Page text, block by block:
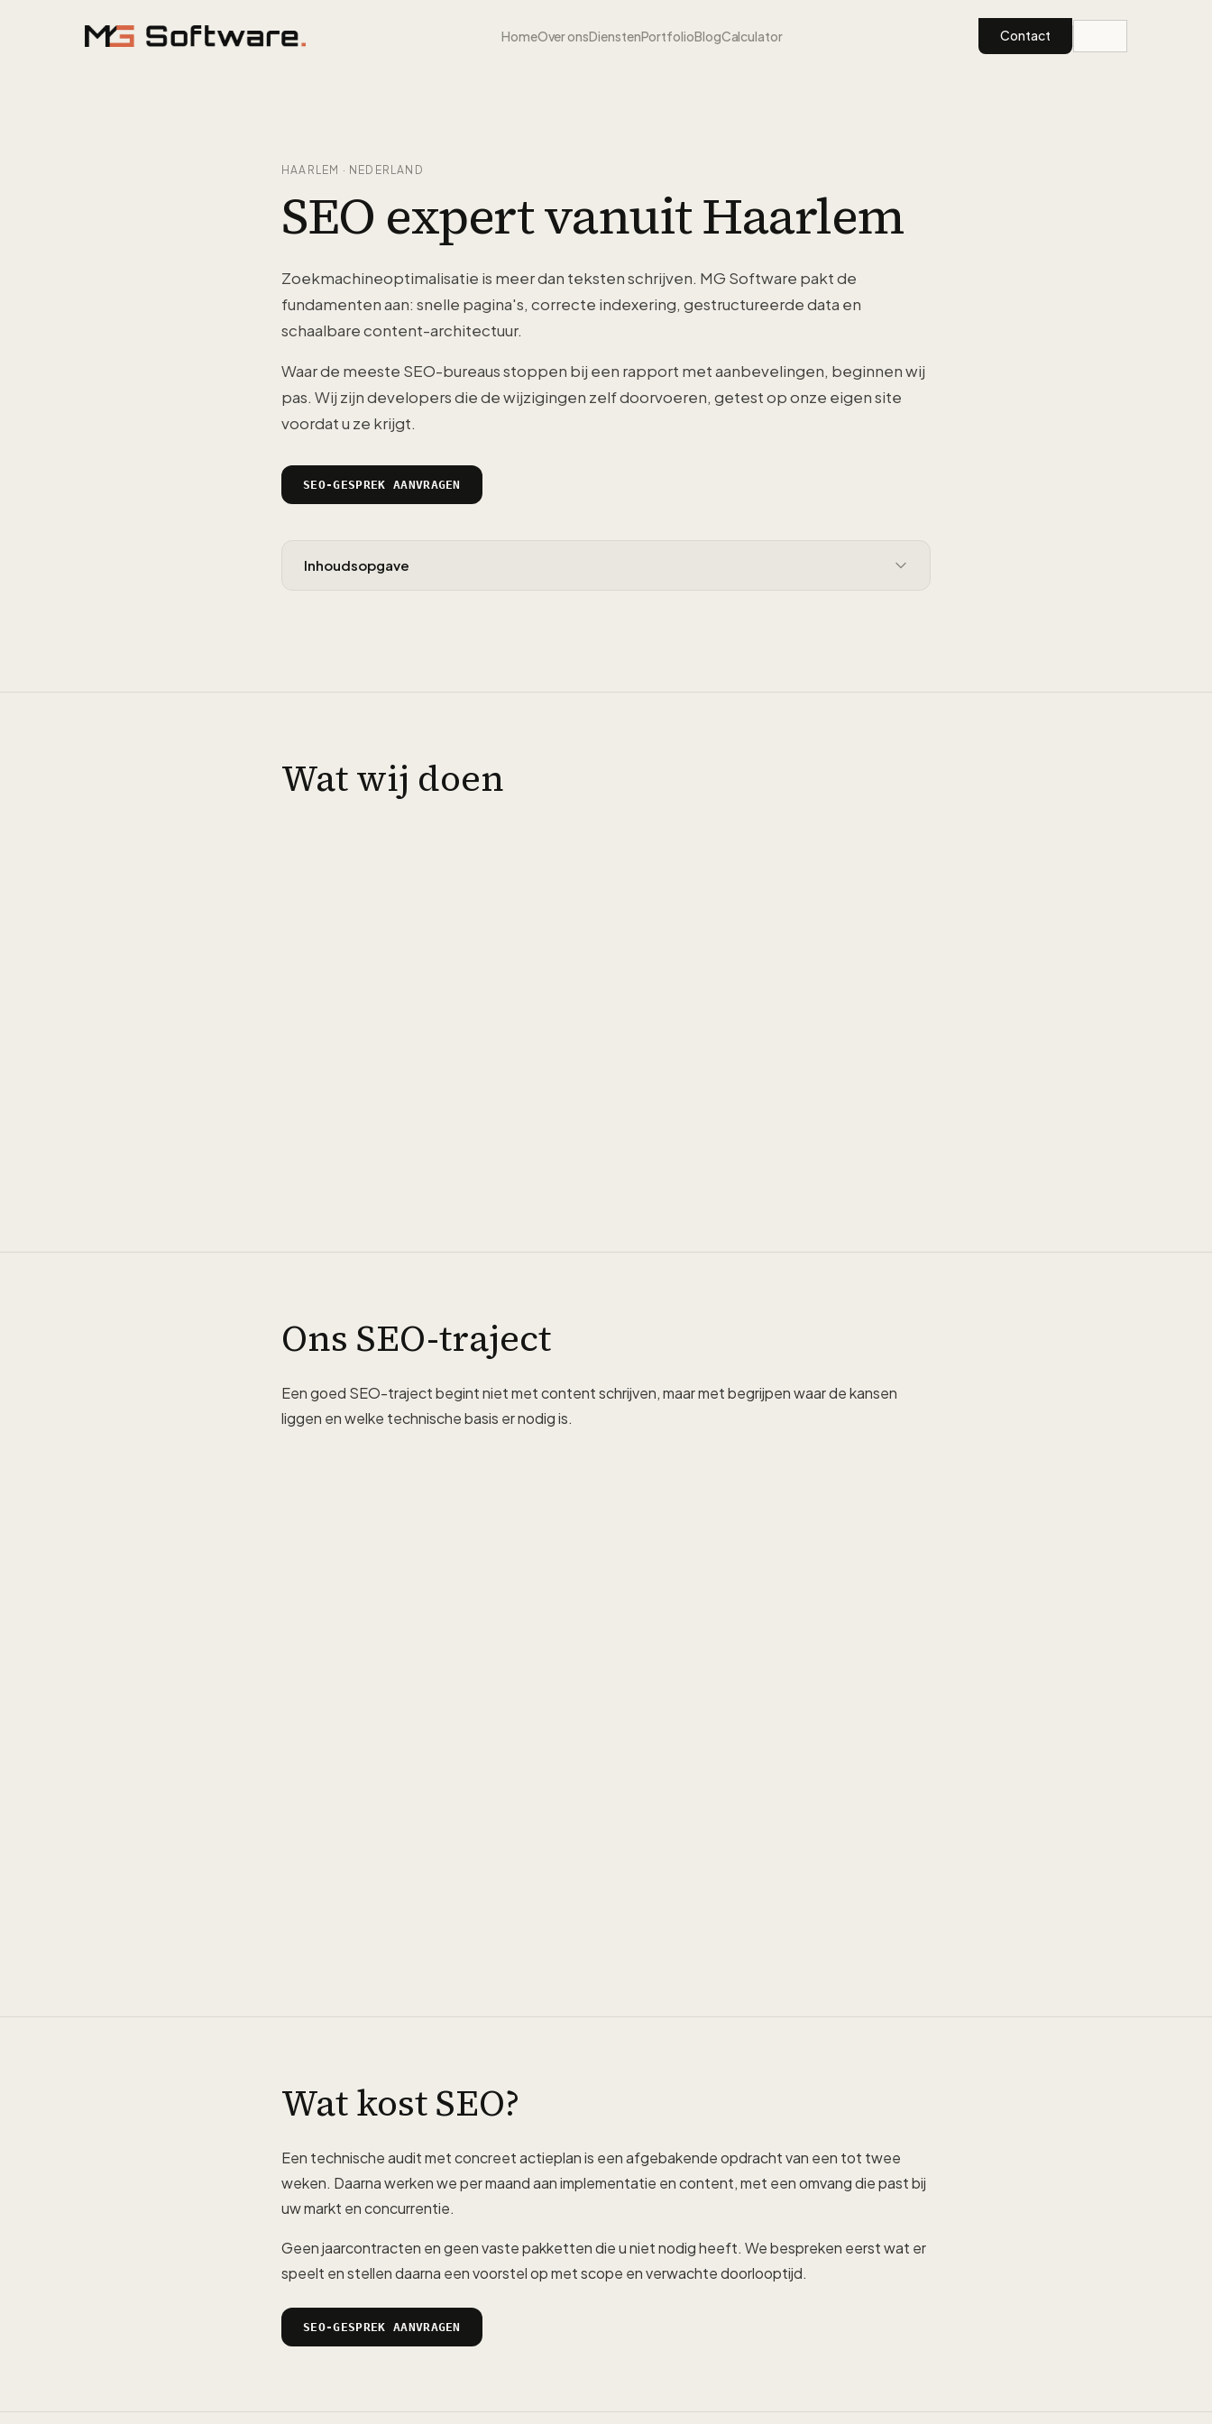
HomeOver onsDienstenPortfolioBlogCalculator Contact
HAARLEM · NEDERLAND
SEO expert vanuit Haarlem
Zoekmachineoptimalisatie is meer dan teksten schrijven. MG Software pakt de
fundamenten aan: snelle pagina's, correcte indexering, gestructureerde data en
schaalbare content-architectuur.
Waar de meeste SEO-bureaus stoppen bij een rapport met aanbevelingen, beginnen wij
pas. Wij zijn developers die de wijzigingen zelf doorvoeren, getest op onze eigen site
voordat u ze krijgt.
SEO-GESPREK AANVRAGEN
Inhoudsopgave
Wat wij doen
Ons SEO-traject
Een goed SEO-traject begint niet met content schrijven, maar met begrijpen waar de kansen
liggen en welke technische basis er nodig is.
Wat kost SEO?
Een technische audit met concreet actieplan is een afgebakende opdracht van een tot twee
weken. Daarna werken we per maand aan implementatie en content, met een omvang die past bij
uw markt en concurrentie.
Geen jaarcontracten en geen vaste pakketten die u niet nodig heeft. We bespreken eerst wat er
speelt en stellen daarna een voorstel op met scope en verwachte doorlooptijd.
SEO-GESPREK AANVRAGEN